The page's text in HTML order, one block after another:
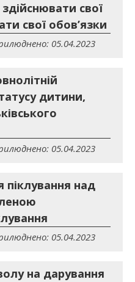
свої
свої обов’язки
05.04.2023
дитини,
05.04.2023
піклування над
05.04.2023
на дарування